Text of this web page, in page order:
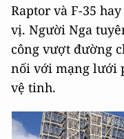
Raptor và F-35
vị. Người Nga
công vượt đường
nối với mạng lưới
vệ tinh.